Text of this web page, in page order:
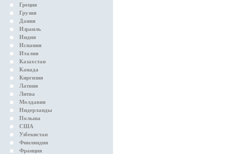
Греция
Грузия
Дания
Израиль
Индия
Испания
Италия
Казахстан
Канада
Киргизия
Латвия
Литва
Молдавия
Нидерланды
Польша
США
Узбекистан
Финляндия
Франция